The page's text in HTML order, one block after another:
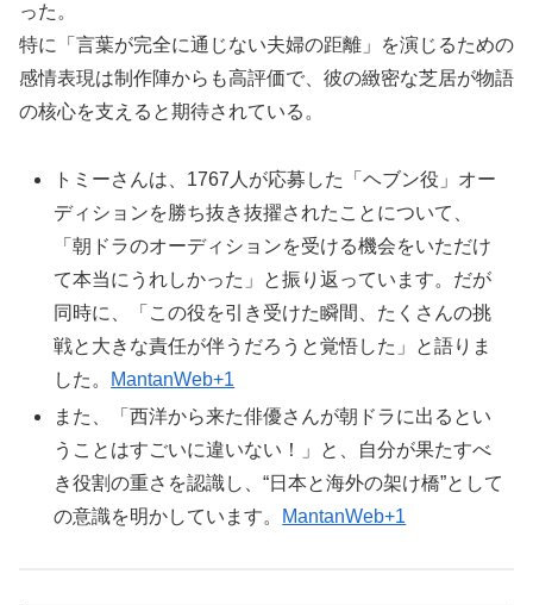
った。
特に「言葉が完全に通じない夫婦の距離」を演じるための
感情表現は制作陣からも高評価で、彼の緻密な芝居が物語
の核心を支えると期待されている。
トミーさんは、1767人が応募した「ヘブン役」オー
ディションを勝ち抜き抜擢されたことについて、
「朝ドラのオーディションを受ける機会をいただけ
て本当にうれしかった」と振り返っています。だが
同時に、「この役を引き受けた瞬間、たくさんの挑
戦と大きな責任が伴うだろうと覚悟した」と語りま
した。
MantanWeb+1
また、「西洋から来た俳優さんが朝ドラに出るとい
うことはすごいに違いない！」と、自分が果たすべ
き役割の重さを認識し、“日本と海外の架け橋”として
の意識を明かしています。
MantanWeb+1